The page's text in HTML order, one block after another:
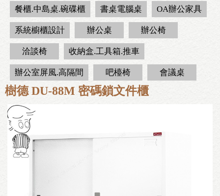
餐櫃.中島桌.碗碟櫃 書桌電腦桌 OA辦公家具
系統櫥櫃設計 辦公桌 辦公椅
洽談椅 收納盒.工具箱.推車
辦公室屏風.高隔間 吧檯椅 會議桌
樹德 DU-88M 密碼鎖文件櫃